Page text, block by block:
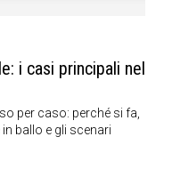
i casi principali nel
per caso: perché si fa,
ballo e gli scenari